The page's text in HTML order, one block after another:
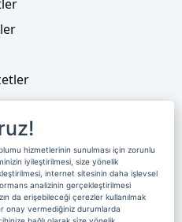
hizmetlerinin sunulması için zorunlu
iyileştirilmesi, size yönelik
internet sitesinin daha işlevsel
analizinin gerçekleştirilmesi
da erişebileceği çerezler kullanılmak
onay vermediğiniz durumlarda